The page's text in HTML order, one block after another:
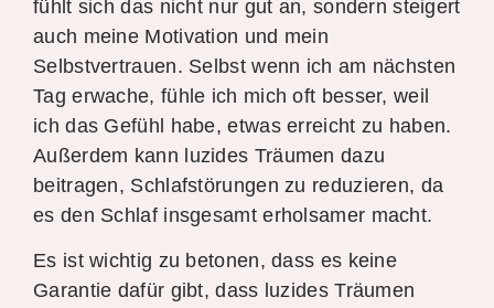
fühlt sich das nicht nur gut an, sondern steigert
auch meine Motivation und mein
Selbstvertrauen. Selbst wenn ich am nächsten
Tag erwache, fühle ich mich oft besser, weil
ich das Gefühl habe, etwas erreicht zu haben.
Außerdem kann luzides Träumen dazu
beitragen, Schlafstörungen zu reduzieren, da
es den Schlaf insgesamt erholsamer macht.
Es ist wichtig zu betonen, dass es keine
Garantie dafür gibt, dass luzides Träumen